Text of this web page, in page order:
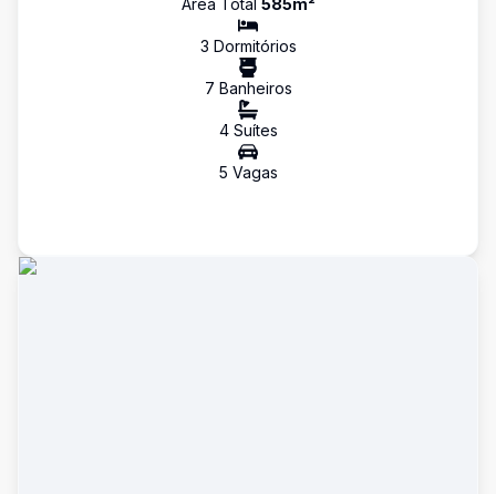
Área Total 585m²
3 Dormitórios
7 Banheiros
4Suítes
5 Vagas